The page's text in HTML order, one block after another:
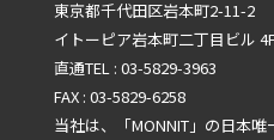
東京都千代田区岩本町2-11-2
イトーピア岩本町二丁目ビル
直通TEL : 03-5829-3963
FAX : 03-5829-6258
当社は、「MONNIT」の日本唯